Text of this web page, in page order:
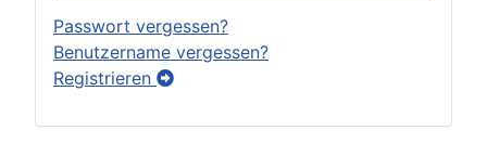
Passwort vergessen?
Benutzername vergessen?
Registrieren